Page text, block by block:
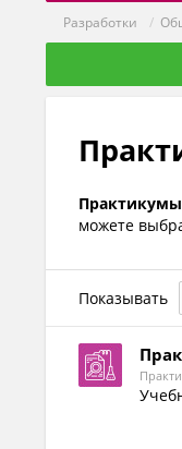
Разработки /
можете
Показывать